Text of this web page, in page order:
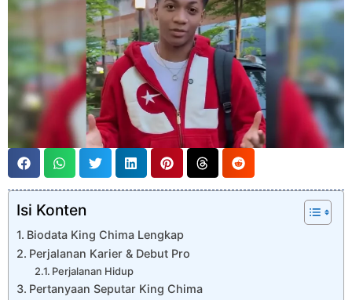
Isi Konten
Biodata King Chima Lengkap
Perjalanan Karier & Debut Pro
Perjalanan Hidup
Pertanyaan Seputar King Chima